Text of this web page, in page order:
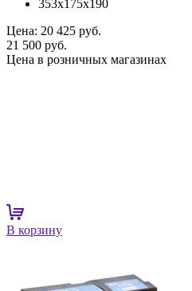
353x175x190
Цена: 20 425 руб.
21 500 руб.
Цена в розничных магазинах
В корзину